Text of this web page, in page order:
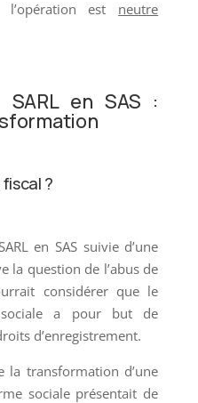
est neutre
en SAS :
?
en SAS suivie d’une
la question de l’abus de
considérer que le
a pour but de
d’enregistrement.
transformation d’une
sociale présentait de